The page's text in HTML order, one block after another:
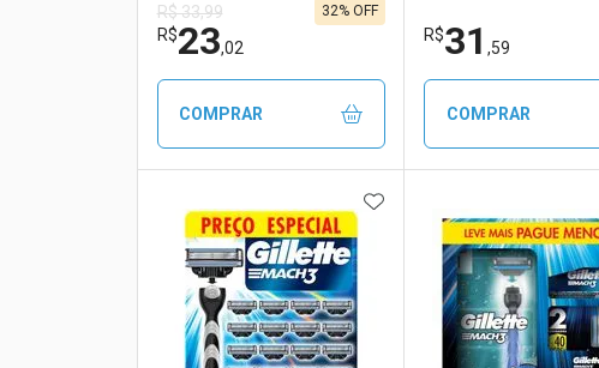
R$ 33,99
R$23,02
32% OFF
COMPRAR
Laboratório
Por Menos
R$31 ,59
COMPRAR
Laboratório
Por Menos
ADICIONAR AOS